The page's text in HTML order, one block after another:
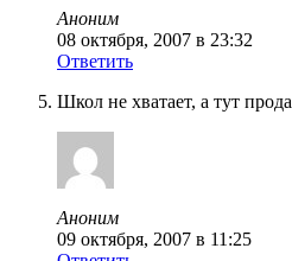
Аноним
08 октября, 2007 в 23:32
Ответить
Школ не хватает, а тут
Аноним
09 октября, 2007 в 11:25